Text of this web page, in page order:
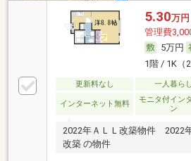
5.30万円
管理費
5万円
1階 / 1K（
更新料なし 一人暮らし
インターネット無料
モニタ付イン
ン
2022年ＡＬＬ改築物件 2022
改築 の物件